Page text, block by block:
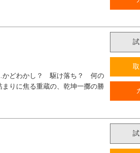
かどわかし？ 駆け落ち？ 何の
りに焦る重蔵の、乾坤一擲の勝